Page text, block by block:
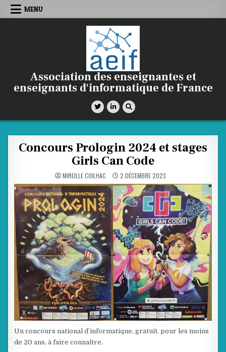
Skip
MENU
Association des enseignantes et
enseignants d'informatique de France
Concours Prologin 2024 et stages
Girls Can Code
MIREILLE COILHAC 2 DÉCEMBRE 2023
Un concours national d’informatique, gratuit, pour les moins
de 20 ans, à faire connaître.